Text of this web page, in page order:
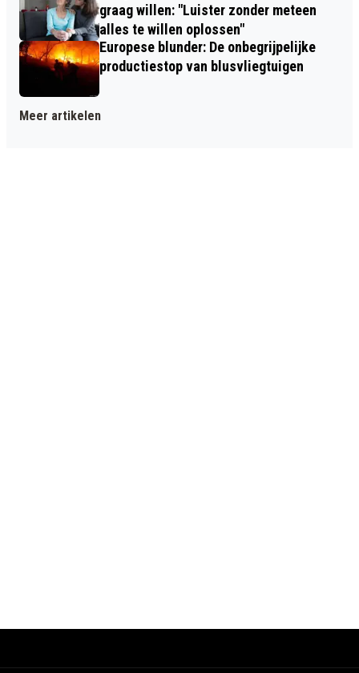
graag willen: "Luister zonder meteen
alles te willen oplossen"
Europese blunder: De onbegrijpelijke
productiestop van blusvliegtuigen
Meer artikelen